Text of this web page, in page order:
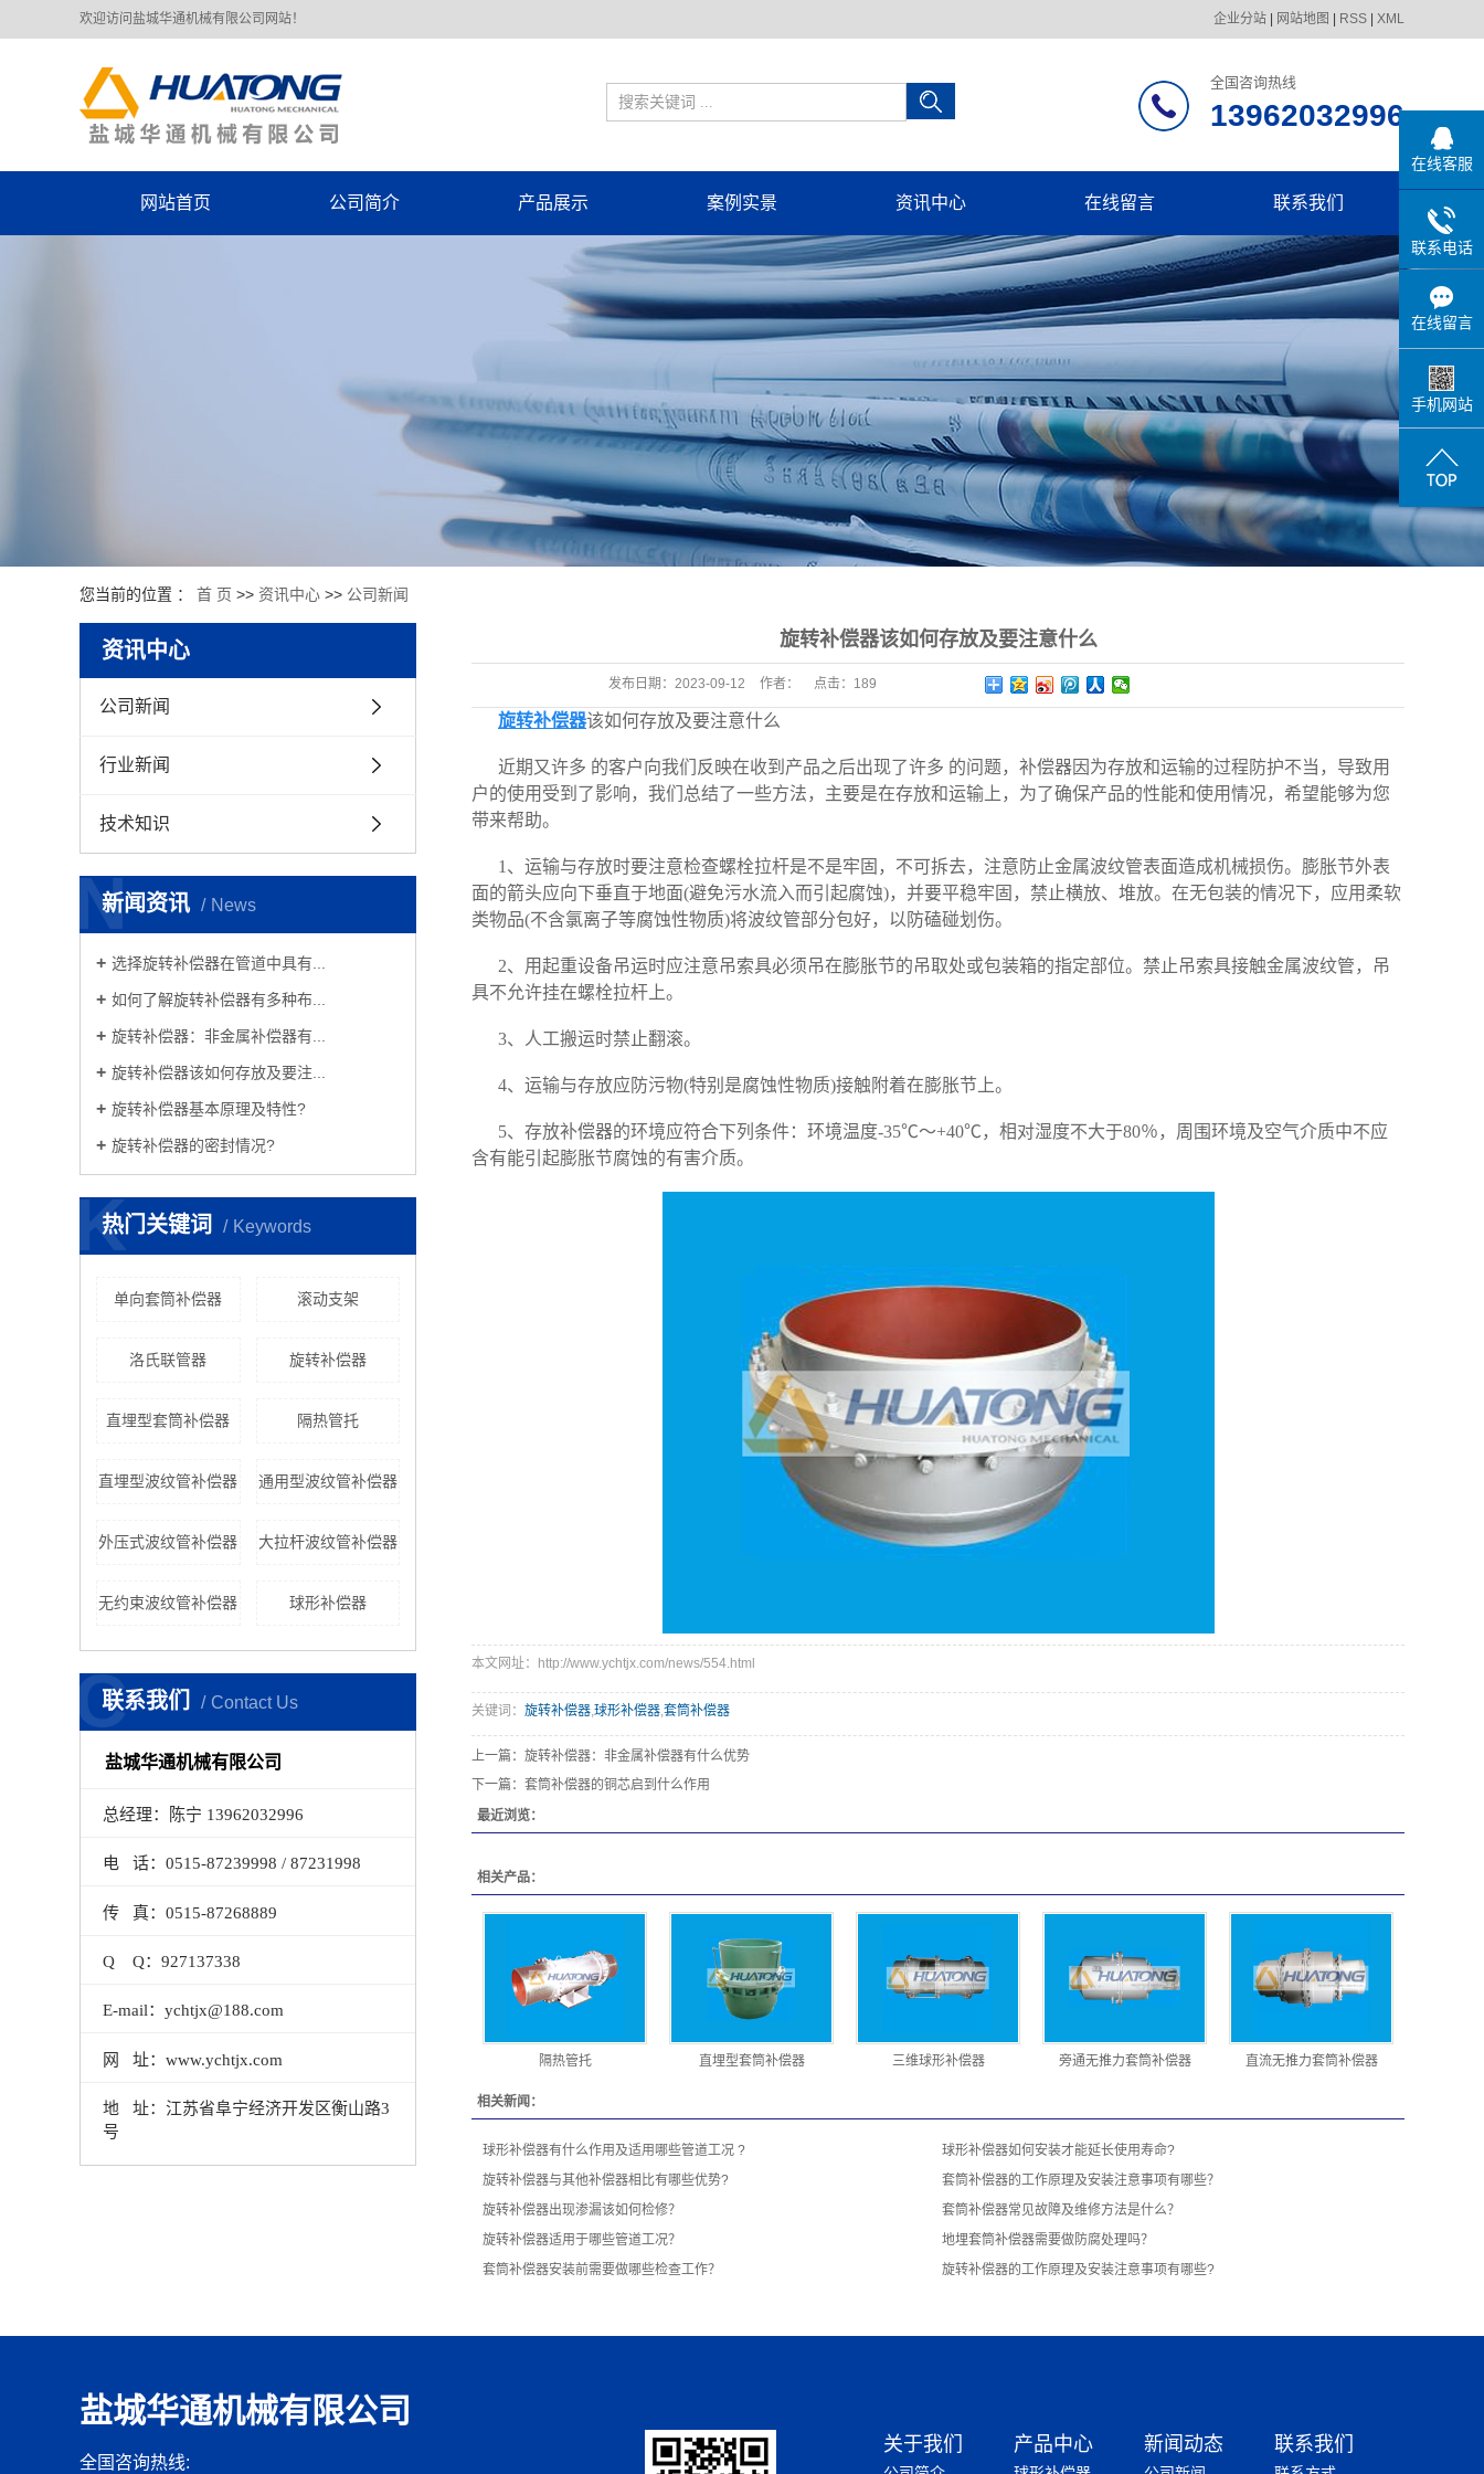
欢迎访问盐城华通机械有限公司网站！ 企业分站 网站地图 RSS XML
全国咨询热线
13962032996
网站首页 公司简介 产品展示
球形补偿器
旋转补偿器
套筒补偿器
隔热管托
电站辅机设备
案例实景
案例实景
资讯中心
公司新闻
行业新闻
技术知识
在线留言 联系我们
您当前的位置 ： 首 页 >> 资讯中心 >> 公司新闻
资讯中心
公司新闻
行业新闻
技术知识
新闻资讯 News
N
选择旋转补偿器在管道中具有...
如何了解旋转补偿器有多种布...
旋转补偿器：非金属补偿器有...
旋转补偿器该如何存放及要注...
旋转补偿器基本原理及特性?
旋转补偿器的密封情况?
热门关键词 Keywords
K
单向套筒补偿器 滚动支架
洛氏联管器 旋转补偿器
直埋型套筒补偿器 隔热管托
直埋型波纹管补偿器 通用型波纹管补偿器
外压式波纹管补偿器 大拉杆波纹管补偿器
无约束波纹管补偿器 球形补偿器
联系我们 Contact Us
C
盐城华通机械有限公司
总经理：陈宁 13962032996
电 话：0515-87239998 / 87231998
传 真：0515-87268889
Q Q：927137338
E-mail：ychtjx@188.com
网 址：www.ychtjx.com
地 址：江苏省阜宁经济开发区衡山路3
号
旋转补偿器该如何存放及要注意什么
发布日期： 2023-09-12 作者： 点击： 189
旋转补偿器该如何存放及要注意什么
近期又许多 的客户向我们反映在收到产品之后出现了许多 的问题，补偿器因为存放和运输的过程防护不当，导致用
户的使用受到了影响，我们总结了一些方法，主要是在存放和运输上，为了确保产品的性能和使用情况，希望能够为您
带来帮助。
1、运输与存放时要注意检查螺栓拉杆是不是牢固，不可拆去，注意防止金属波纹管表面造成机械损伤。膨胀节外表
面的箭头应向下垂直于地面(避免污水流入而引起腐蚀)，并要平稳牢固，禁止横放、堆放。在无包装的情况下，应用柔软
类物品(不含氯离子等腐蚀性物质)将波纹管部分包好，以防磕碰划伤。
2、用起重设备吊运时应注意吊索具必须吊在膨胀节的吊取处或包装箱的指定部位。禁止吊索具接触金属波纹管，吊
具不允许挂在螺栓拉杆上。
3、人工搬运时禁止翻滚。
4、运输与存放应防污物(特别是腐蚀性物质)接触附着在膨胀节上。
5、存放补偿器的环境应符合下列条件：环境温度-35℃～+40℃，相对湿度不大于80％，周围环境及空气介质中不应
含有能引起膨胀节腐蚀的有害介质。
本文网址：http://www.ychtjx.com/news/554.html
关键词： 旋转补偿器,球形补偿器,套筒补偿器
上一篇： 旋转补偿器：非金属补偿器有什么优势
下一篇： 套筒补偿器的铜芯启到什么作用
最近浏览：
相关产品：
隔热管托 直埋型套筒补偿器 三维球形补偿器 旁通无推力套筒补偿器 直流无推力套筒补偿器
相关新闻：
球形补偿器有什么作用及适用哪些管道工况 ?
球形补偿器如何安装才能延长使用寿命?
旋转补偿器与其他补偿器相比有哪些优势?
套筒补偿器的工作原理及安装注意事项有哪些？
旋转补偿器出现渗漏该如何检修？
套筒补偿器常见故障及维修方法是什么？
旋转补偿器适用于哪些管道工况？
地埋套筒补偿器需要做防腐处理吗？
套筒补偿器安装前需要做哪些检查工作？
旋转补偿器的工作原理及安装注意事项有哪些?
盐城华通机械有限公司
全国咨询热线:
关于我们 产品中心 新闻动态 联系我们
在线客服
联系电话
在线留言
手机网站